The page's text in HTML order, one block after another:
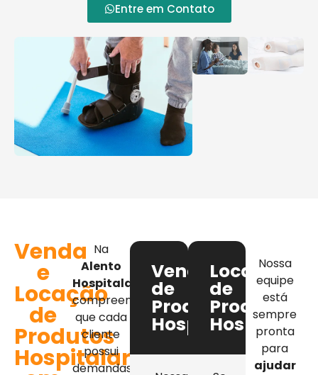
Entre em Contato
Venda
e
Locação
de
Produtos
Hospitalares
Na
Alento
Hospitalar
compreendemos
que cada
cliente
possui
demandas
Venda
de
Produtos
Hospitalares
Locação
de
Produtos
Nossa
equipe
está
sempre
pronta
para
ajudar